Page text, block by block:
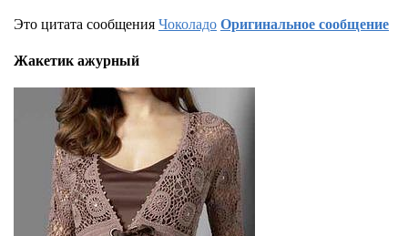
Это цитата сообщенияЧоколадоОригинальное сообщение
Жакетик ажурный